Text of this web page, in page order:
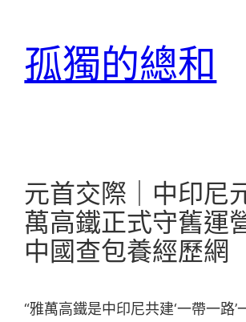
孤獨的總和
元首交際｜中印尼
萬高鐵正式守舊運
中國查包養經歷網
“雅萬高鐵是中印尼共建‘一帶一路’